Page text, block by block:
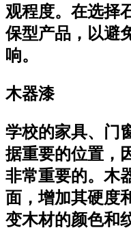
观程度。在选择
保型产品，以避
响。
木器漆
学校的家具、门
据重要的位置，
非常重要的。木
面，增加其硬度
变木材的颜色和